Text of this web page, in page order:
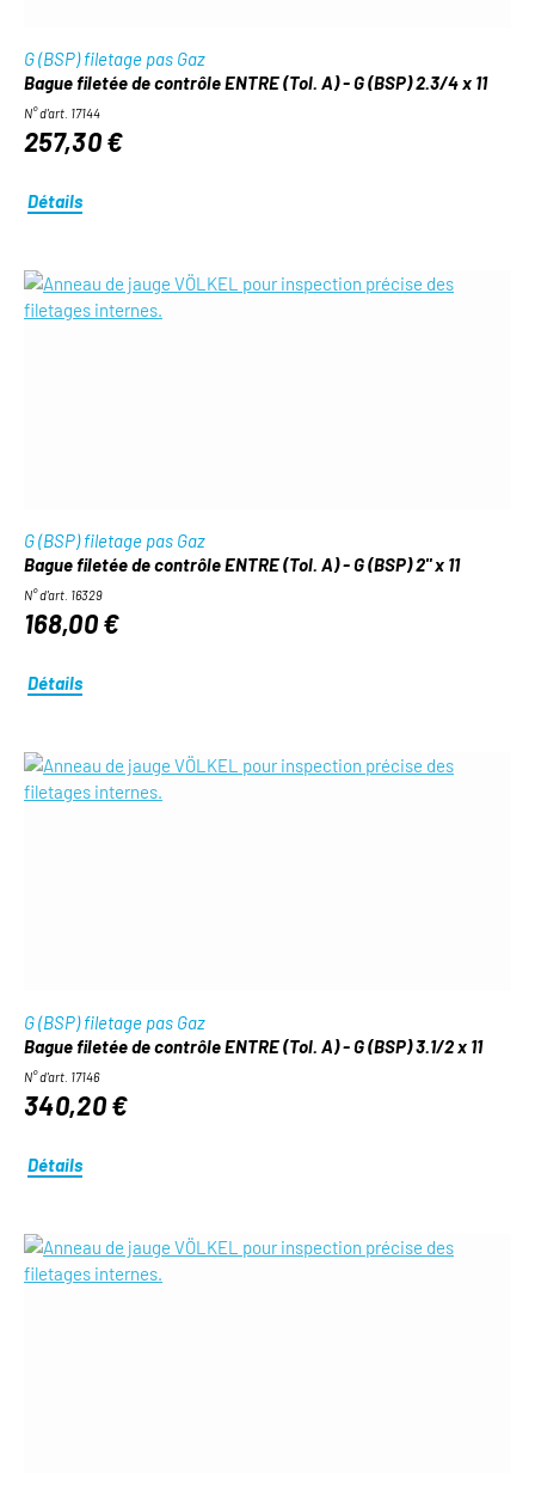
G (BSP) filetage pas Gaz
Bague filetée de contrôle ENTRE (Tol. A) - G (BSP) 2.3/4 x 11
N° d'art. 17144
257,30 €
Détails
G (BSP) filetage pas Gaz
Bague filetée de contrôle ENTRE (Tol. A) - G (BSP) 2" x 11
N° d'art. 16329
168,00 €
Détails
G (BSP) filetage pas Gaz
Bague filetée de contrôle ENTRE (Tol. A) - G (BSP) 3.1/2 x 11
N° d'art. 17146
340,20 €
Détails